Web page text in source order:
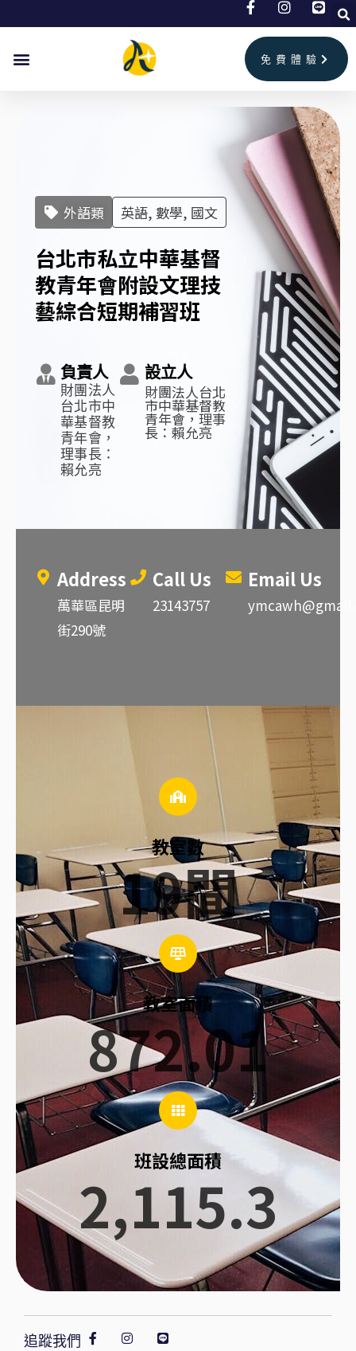
免費體驗
外語類 英語, 數學, 國文
台北市私立中華基督
教青年會附設文理技
藝綜合短期補習班
負責人
財團法人
台北市中
華基督教
青年會，
理事長：
賴允亮
設立人
財團法人台北
市中華基督教
青年會，理事
長：賴允亮
Address
萬華區昆明
街290號
Call Us
23143757
Email Us
19間
教室數
教室面積
872.01
班設總面積
2,115.3
追蹤我們